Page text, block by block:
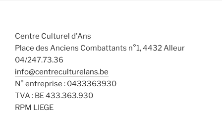
Centre Culturel d'Ans
Place des Anciens Combattants n°1, 4432 Alleur
04/247.73.36
info@centreculturelans.be
N° entreprise : 0433363930
TVA : BE 433.363.930
RPM LIEGE